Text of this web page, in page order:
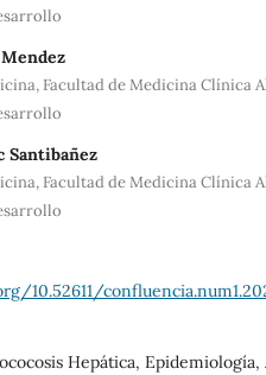
Facultad de Medicina Clínica
Santibañez
Facultad de Medicina Clínica
10.52611/
Hepática,